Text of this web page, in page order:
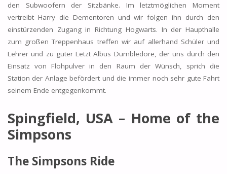
den Subwoofern der Sitzbänke. Im letztmöglichen Moment
vertreibt Harry die Dementoren und wir folgen ihn durch den
einstürzenden Zugang in Richtung Hogwarts. In der Haupthalle
zum großen Treppenhaus treffen wir auf allerhand Schüler und
Lehrer und zu guter Letzt Albus Dumbledore, der uns durch den
Einsatz von Flohpulver in den Raum der Wünsch, sprich die
Station der Anlage befördert und die immer noch sehr gute Fahrt
seinem Ende entgegenkommt.
Spingfield, USA – Home of the
Simpsons
The Simpsons Ride